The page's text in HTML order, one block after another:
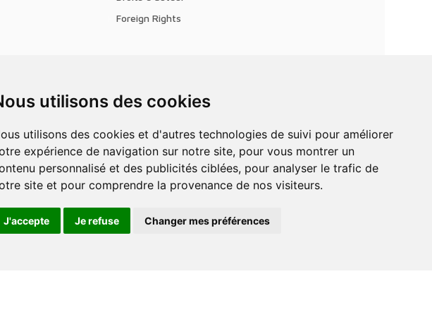
Nous utilisons des cookies
expérience de navigation sur notre site, pour vous montrer un
personnalisé et des publicités ciblées, pour analyser le trafic de
site et pour comprendre la provenance de nos visiteurs.
J'accepte Je refuse Changer mes préférences
Foreign Rights
nos nouvelles offres,
sur les ventes et les
désinscrire à tout moment.
politique de protection de vos